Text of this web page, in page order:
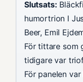
Slutsats:
humortrion I
Beer, Emil
För tittare som
tidigare var
För panelen